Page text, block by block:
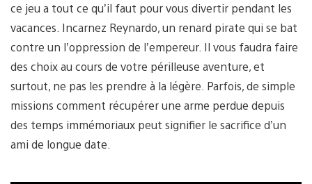
ce jeu a tout ce qu’il faut pour vous divertir pendant les
vacances. Incarnez Reynardo, un renard pirate qui se bat
contre un l’oppression de l’empereur. Il vous faudra faire
des choix au cours de votre périlleuse aventure, et
surtout, ne pas les prendre à la légère. Parfois, de simple
missions comment récupérer une arme perdue depuis
des temps immémoriaux peut signifier le sacrifice d’un
ami de longue date.